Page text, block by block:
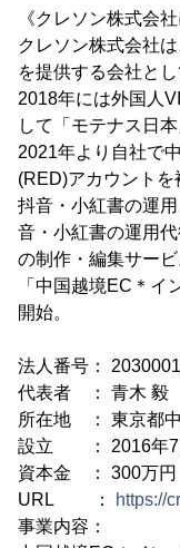
《クレソン株式会社
クレソン株式会社
を提供する会社とし
2018年には外国人
して「モテナス日
2021年より自社で
(RED)アカウント
抖音・小紅書の運
音・小紅書の運用
の制作・編集サー
「中国越境EC＊イ
開始。
法人番号：
代表者 ： 青木 毅
所在地 ： 東京都
設立 ： 2016年7
資本金 ： 300万円
URL ：
https://
事業内容：